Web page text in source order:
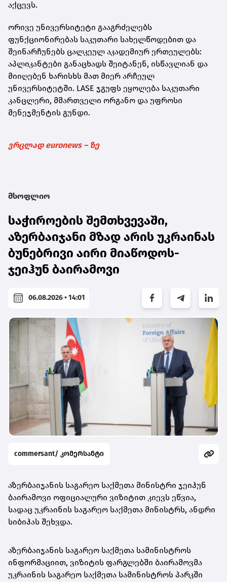
აქცევს.
ორივე უნივერსიტეტი გააგრძელებს
ფუნქციონირებას საკუთარი სახელწოდებით და
შეინარჩუნებს ცალკეულ აკადემიურ ერთეულებს:
აპლიკანტები განაცხადს შეიტანენ, ისწავლიან და
მიიღებენ ხარისხს მათ მიერ არჩეულ
უნივერსიტეტში. LASE ჯგუფს ეყოლება საკუთარი
კანცლერი, მმართველი ორგანო და უფროსი
მენეჯმენტის გუნდი.
ვრცლად euronews – ზე
მსოფლიო
საჭიროების შემთხვევაში,
აზერბაიჯანი მზად არის უკრაინას
ბუნებრივი აირი მიაწოდოს-
ჯეიჰუნ ბაირამოვი
06.08.2026 • 14:01
commersant/ კომერსანტი
აზერბაიჯანის საგარეო საქმეთა მინისტრი ჯეიჰუნ
ბაირამოვი ოფიციალური ვიზიტით კიევს ეწვია,
სადაც უკრაინის საგარეო საქმეთა მინისტრს, ანდრი
სიბიჰას შეხვდა.
აზერბაიჯანის საგარეო საქმეთა სამინისტროს
ინფორმაციით, ვიზიტის ფარგლებში ბაირამოვმა
უკრაინის საგარეო საქმეთა სამინისტროს პარკში